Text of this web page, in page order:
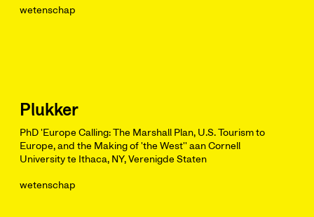
wetenschap
Plukker
PhD 'Europe Calling: The Marshall Plan, U.S. Tourism to
Europe, and the Making of 'the West'' aan Cornell
University te Ithaca, NY, Verenigde Staten
wetenschap